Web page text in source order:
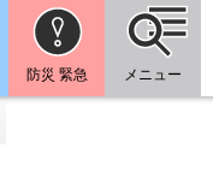
防災 緊急 メニュー